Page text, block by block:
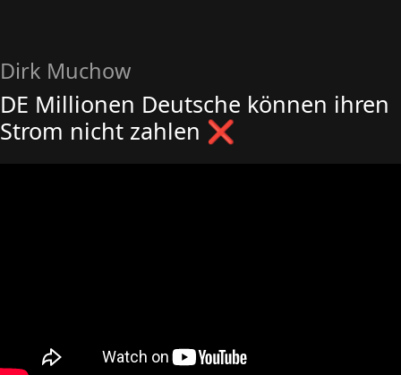
Dirk Muchow
DE Millionen Deutsche können ihren
Strom nicht zahlen ❌